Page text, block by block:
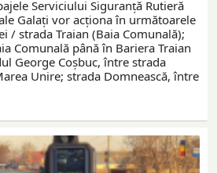
Serviciului Siguranță Rutieră
Galați vor acționa în următoarele
/ strada Traian (Baia Comunală);
Comunală până în Bariera Traian
George Coșbuc, între strada
Unire; strada Domnească, între